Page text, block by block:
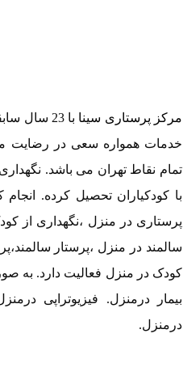
مرکز پرستاری سینا
با 23
خدمات همواره سعی در رضایت
تمام نقاط تهران می باشد.
با کودکیاران تحصیل کرده.
پرستاری در منزل ،نگهداری از
سالمند در منزل ،پرستار
کودک در منزل فعالیت دارد. به
بیمار درمنزل. فیزیوتراپی
درمنزل.